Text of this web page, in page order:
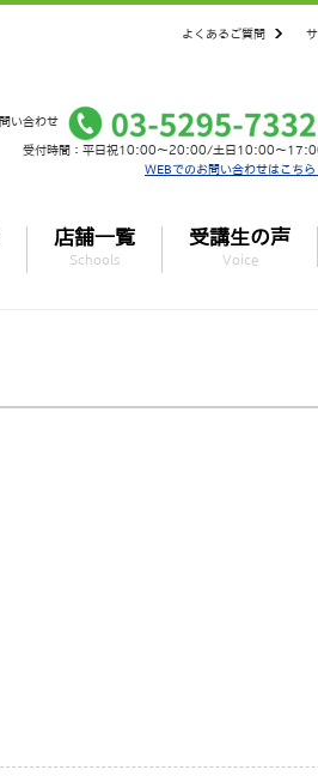
よくあるご質問
い合わせ
受付時間：平日祝10:00～20:00/土日10:00～
WEBでのお問い合わせはこちら
店舗一覧
Schools
受講生の声
Voice